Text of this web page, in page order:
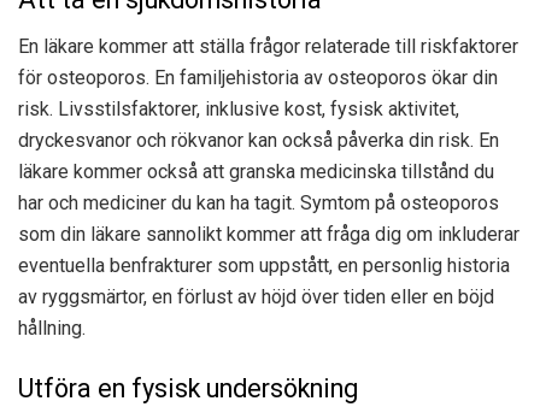
En läkare kommer att ställa frågor relaterade till riskfaktorer
för osteoporos. En familjehistoria av osteoporos ökar din
risk. Livsstilsfaktorer, inklusive kost, fysisk aktivitet,
dryckesvanor och rökvanor kan också påverka din risk. En
läkare kommer också att granska medicinska tillstånd du
har och mediciner du kan ha tagit. Symtom på osteoporos
som din läkare sannolikt kommer att fråga dig om inkluderar
eventuella benfrakturer som uppstått, en personlig historia
av ryggsmärtor, en förlust av höjd över tiden eller en böjd
hållning.
Utföra en fysisk undersökning